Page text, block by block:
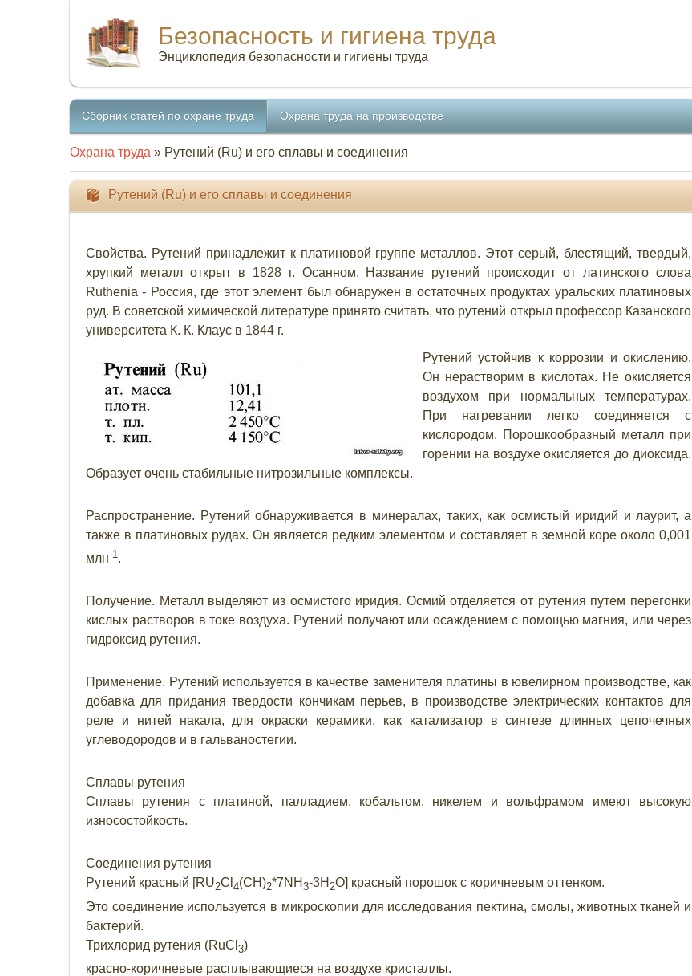
Безопасность и гигиена труда
Энциклопедия безопасности и гигиены труда
Сборник статей по охране труда Охрана труда на производстве
Охрана труда » Рутений (Ru) и его сплавы и соединения
Рутений (Ru) и его сплавы и соединения
Свойства. Рутений принадлежит к платиновой группе металлов. Этот серый, блестящий, твердый,
хрупкий металл открыт в 1828 г. Осанном. Название рутений происходит от латинского слова
Ruthenia - Россия, где этот элемент был обнаружен в остаточных продуктах уральских платиновых
руд. В советской химической литературе принято считать, что рутений открыл профессор Казанского
университета К. К. Клаус в 1844 г.
Рутений устойчив к коррозии и окислению.
Он нерастворим в кислотах. Не окисляется
воздухом при нормальных температурах.
При нагревании легко соединяется с
кислородом. Порошкообразный металл при
горении на воздухе окисляется до диоксида.
Образует очень стабильные нитрозильные комплексы.
Распространение. Рутений обнаруживается в минералах, таких, как осмистый иридий и лаурит, а
также в платиновых рудах. Он является редким элементом и составляет в земной коре около 0,001
млн-1.
Получение. Металл выделяют из осмистого иридия. Осмий отделяется от рутения путем перегонки
кислых растворов в токе воздуха. Рутений получают или осаждением с помощью магния, или через
гидроксид рутения.
Применение. Рутений используется в качестве заменителя платины в ювелирном производстве, как
добавка для придания твердости кончикам перьев, в производстве электрических контактов для
реле и нитей накала, для окраски керамики, как катализатор в синтезе длинных цепочечных
углеводородов и в гальваностегии.
Сплавы рутения
Сплавы рутения с платиной, палладием, кобальтом, никелем и вольфрамом имеют высокую
износостойкость.
Соединения рутения
Рутений красный [RU2Cl 4(CH)2*7NH 3-3H 2O] красный порошок с коричневым оттенком.
Это соединение используется в микроскопии для исследования пектина, смолы, животных тканей и
бактерий.
Трихлорид рутения (RuCl 3)
красно-коричневые расплывающиеся на воздухе кристаллы.